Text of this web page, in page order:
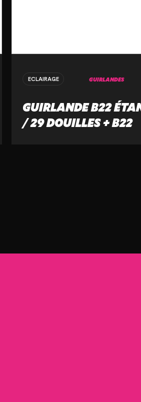
ECLAIRAGE GUIRLANDES
GUIRLANDE B22
/ 29 DOUILLES + B22